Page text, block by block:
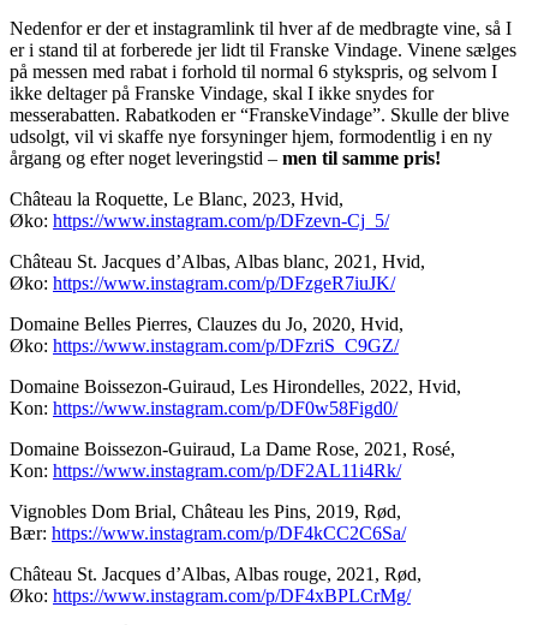
Nedenfor er der et instagramlink til hver af de medbragte vine, så I
er i stand til at forberede jer lidt til Franske Vindage. Vinene sælges
på messen med rabat i forhold til normal 6 stykspris, og selvom I
ikke deltager på Franske Vindage, skal I ikke snydes for
messerabatten. Rabatkoden er “FranskeVindage”. Skulle der blive
udsolgt, vil vi skaffe nye forsyninger hjem, formodentlig i en ny
årgang og efter noget leveringstid – men til samme pris!
Château la Roquette, Le Blanc, 2023, Hvid,
Øko: https://www.instagram.com/p/DFzevn-Cj_5/
Château St. Jacques d’Albas, Albas blanc, 2021, Hvid,
Øko: https://www.instagram.com/p/DFzgeR7iuJK/
Domaine Belles Pierres, Clauzes du Jo, 2020, Hvid,
Øko: https://www.instagram.com/p/DFzriS_C9GZ/
Domaine Boissezon-Guiraud, Les Hirondelles, 2022, Hvid,
Kon: https://www.instagram.com/p/DF0w58Figd0/
Domaine Boissezon-Guiraud, La Dame Rose, 2021, Rosé,
Kon: https://www.instagram.com/p/DF2AL11i4Rk/
Vignobles Dom Brial, Château les Pins, 2019, Rød,
Bær: https://www.instagram.com/p/DF4kCC2C6Sa/
Château St. Jacques d’Albas, Albas rouge, 2021, Rød,
Øko: https://www.instagram.com/p/DF4xBPLCrMg/